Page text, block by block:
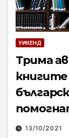
УИКЕНД
Трима
13/10/2021